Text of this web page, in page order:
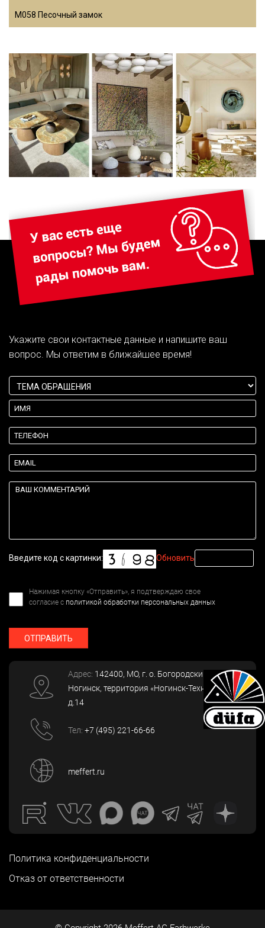
M058 Песочный замок
Укажите свои контактные данные и напишите ваш
вопрос. Мы ответим в ближайшее время!
Введите код с картинки: Обновить
Нажимая кнопку «Отправить», я подтверждаю свое
согласие с политикой обработки персональных данных
ОТПРАВИТЬ
Адрес: 142400, МО, г. о. Богородский, г.
Ногинск, территория «Ногинск-Технопарк»,
д.14
Тел: +7 (495) 221-66-66
meffert.ru
Политика конфиденциальности
Отказ от ответственности